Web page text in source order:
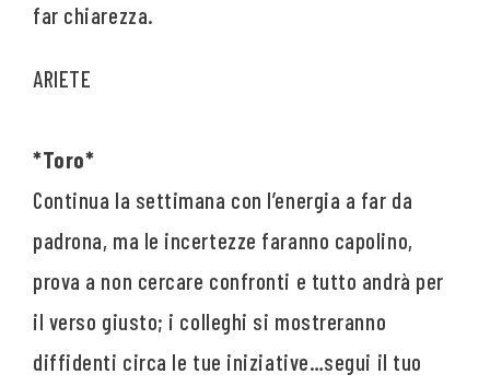
far chiarezza.
*Toro*
Continua la settimana con l’energia a far da
padrona, ma le incertezze faranno capolino,
prova a non cercare confronti e tutto andrà per
il verso giusto; i colleghi si mostreranno
diffidenti circa le tue iniziative…segui il tuo